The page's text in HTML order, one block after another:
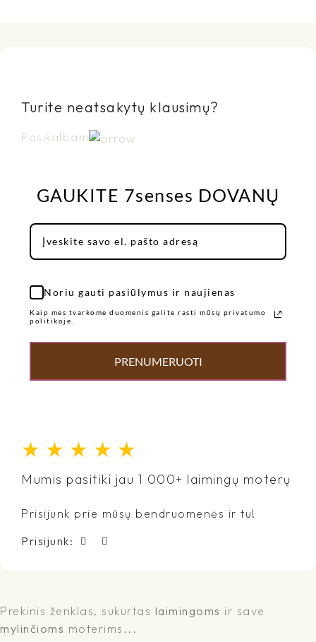
Turite neatsakytų klausimų?
Pasikalbam
GAUKITE 7senses DOVANŲ
Noriu gauti pasiūlymus ir naujienas
Kaip mes tvarkome duomenis galite rasti mūsų privatumo
politikoje.
PRENUMERUOTI
★ ★ ★ ★ ★
Mumis pasitiki jau 1 000+ laimingų moterų
Prisijunk prie mūsų bendruomenės ir tu!
Prisijunk:
Prekinis ženklas, sukurtas laimingoms ir save
mylinčioms moterims...